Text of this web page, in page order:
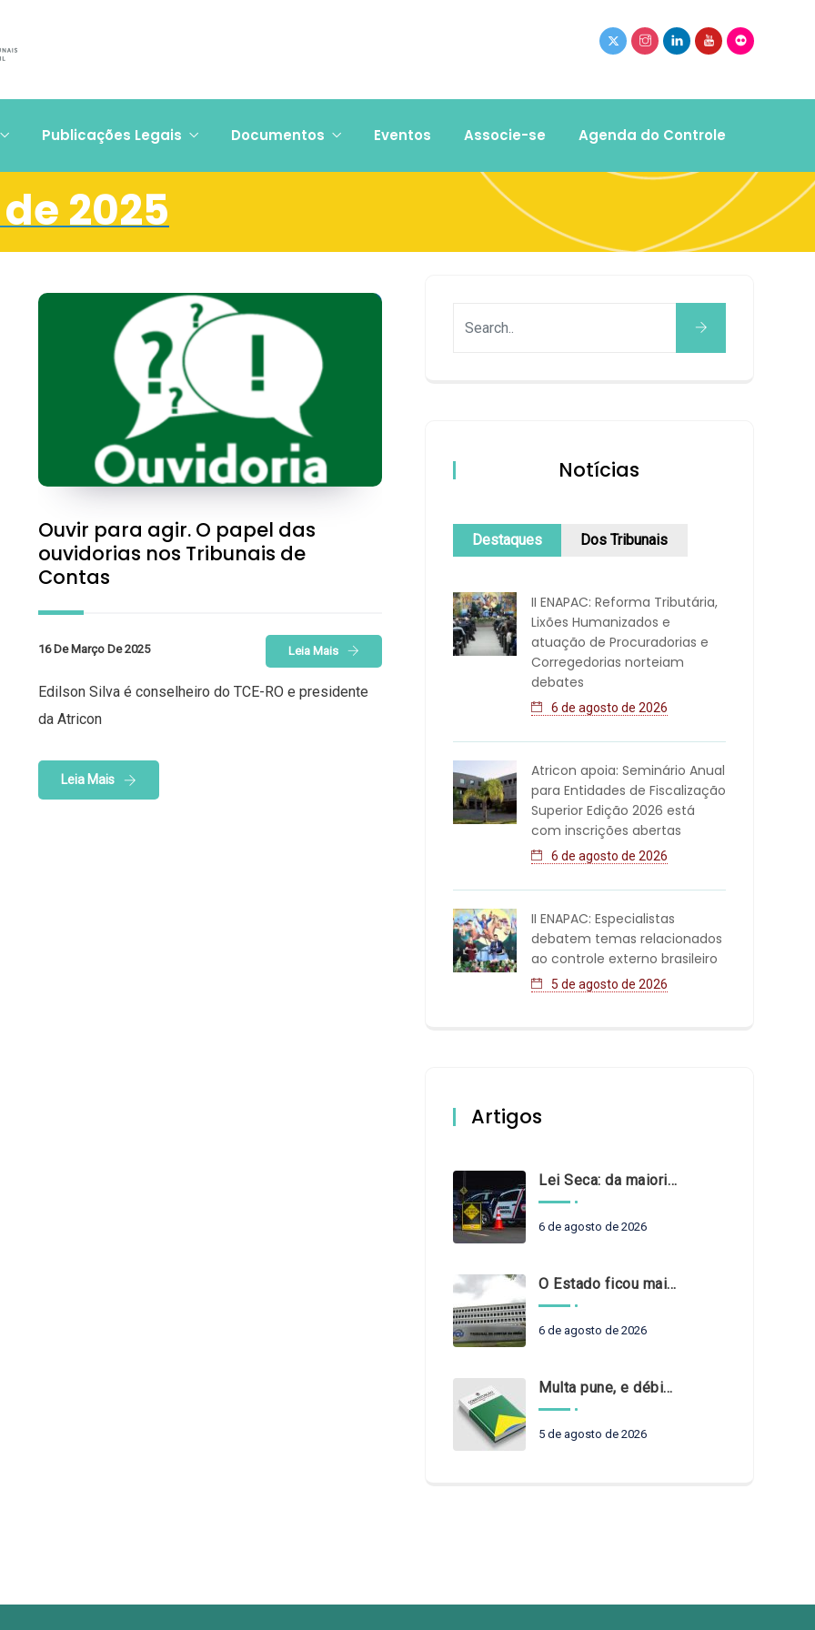
Publicações Legais Documentos Eventos Associe-se Agenda do Controle
2025
Ouvir para agir. O papel das
ouvidorias nos Tribunais de
Contas
16 De Março De 2025 Leia Mais
Edilson Silva é conselheiro do TCE-RO e presidente
da Atricon
Leia Mais
Notícias
Destaques Dos Tribunais
II ENAPAC: Reforma Tributária,
Lixões Humanizados e
atuação de Procuradorias e
Corregedorias norteiam
debates
6 de agosto de 2026
Atricon apoia: Seminário Anual
para Entidades de Fiscalização
Superior Edição 2026 está
com inscrições abertas
6 de agosto de 2026
II ENAPAC: Especialistas
debatem temas relacionados
ao controle externo brasileiro
5 de agosto de 2026
Artigos
Lei Seca: da maioridade à maturidade
6 de agosto de 2026
O Estado ficou mais complexo. O controle precisa acompanhar
6 de agosto de 2026
Multa pune, e débito recompõe. § 3º do art. 71 da Constituição: um problema de legística formal
5 de agosto de 2026